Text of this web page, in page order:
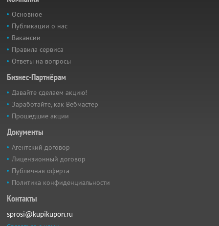
Основное
Публикации о нас
Вакансии
Правила сервиса
Ответы на вопросы
Бизнес-Партнёрам
Давайте сделаем акцию!
Заработайте, как Вебмастер
Прошедшие акции
Документы
Агентский договор
Лицензионный договор
Публичная оферта
Политика конфиденциальности
Контакты
sprosi@kupikupon.ru